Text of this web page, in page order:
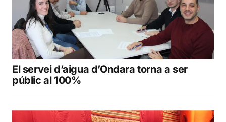
El servei d’aigua d’Ondara torna a ser
públic al 100%